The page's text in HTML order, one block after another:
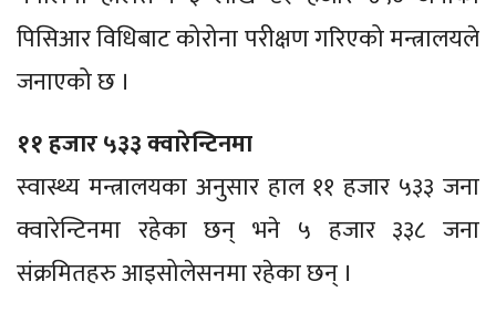
पिसिआर विधिबाट कोरोना परीक्षण गरिएको मन्त्रालयले
जनाएको छ ।
११ हजार ५३३ क्वारेन्टिनमा
स्वास्थ्य मन्त्रालयका अनुसार हाल ११ हजार ५३३ जना
क्वारेन्टिनमा रहेका छन् भने ५ हजार ३३८ जना
संक्रमितहरु आइसोलेसनमा रहेका छन् ।